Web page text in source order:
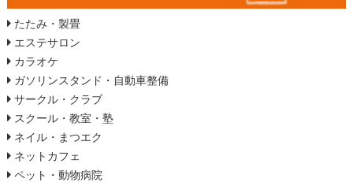
たたみ・製畳
エステサロン
カラオケ
ガソリンスタンド・自動車整備
サークル・クラブ
スクール・教室・塾
ネイル・まつエク
ネットカフェ
ペット・動物病院